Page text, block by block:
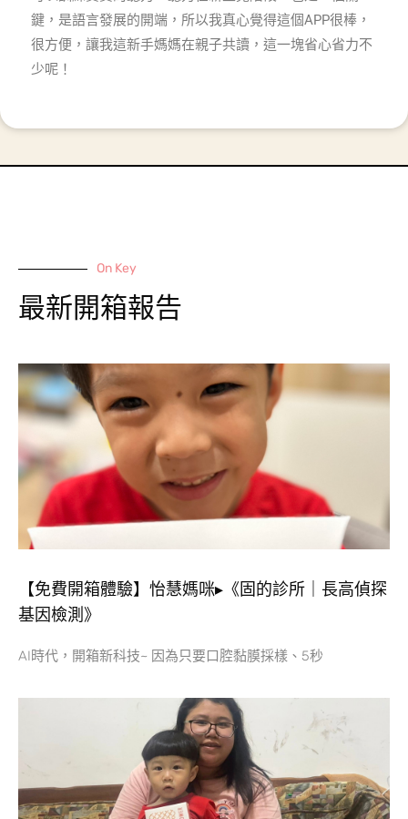
鍵，是語言發展的開端，所以我真心覺得這個APP很棒，
很方便，讓我這新手媽媽在親子共讀，這一塊省心省力不
少呢！
On Key
最新開箱報告
【免費開箱體驗】怡慧媽咪▸《固的診所｜長高偵探
基因檢測》
AI時代，開箱新科技~ 因為只要口腔黏膜採樣、5秒